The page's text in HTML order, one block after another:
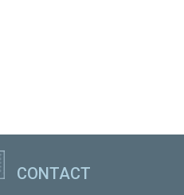
CONTACT